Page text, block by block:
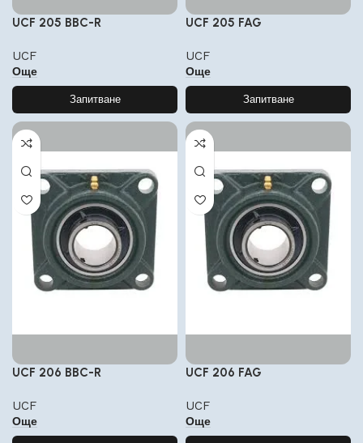
UCF 205 BBC-R
UCF
Още
Запитване
UCF 205 FAG
UCF
Още
Запитване
UCF 206 BBC-R
UCF
Още
UCF 206 FAG
UCF
Още